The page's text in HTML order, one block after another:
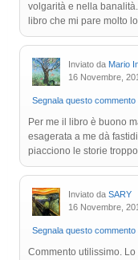
volgarità e nella
libro che mi pare molto
Inviato da Mario
16 Novembre,
Segnala questo
Per me il libro è buono
esagerata a me dà
piacciono le storie
Inviato da SARY
16 Novembre,
Segnala questo
Commento utilissimo.